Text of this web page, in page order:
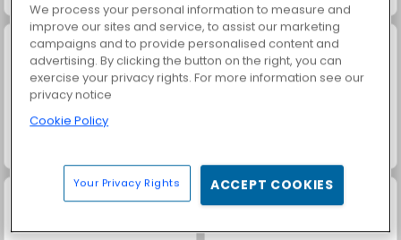
We process your personal information to measure and
improve our sites and service, to assist our marketing
campaigns and to provide personalised content and
advertising. By clicking the button on the right, you can
exercise your privacy rights. For more information see our
privacy notice
Cookie Policy
Your Privacy Rights ACCEPT COOKIES